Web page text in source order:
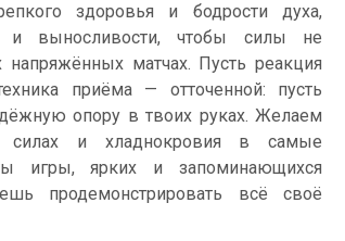
здоровья и бодрости духа,
и выносливости, чтобы силы не
матчах. Пусть реакция
приёма — отточенной: пусть
опору в твоих руках. Желаем
силах и хладнокровия в самые
игры, ярких и запоминающихся
продемонстрировать всё своё